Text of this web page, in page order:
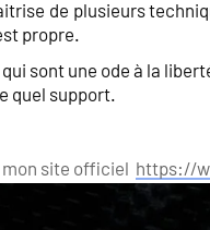
de plusieurs
propre.
sont une ode à la
quel support.
site officiel https://